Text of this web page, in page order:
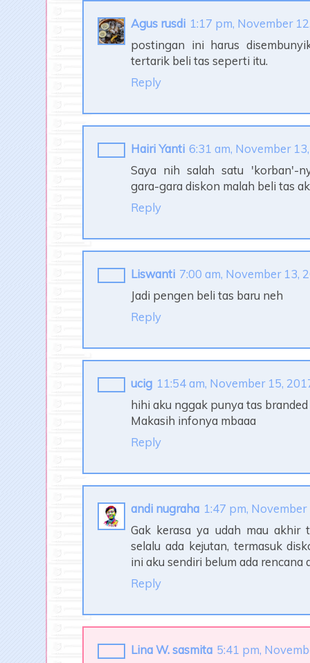
Agus rusdi 1:17 pm, November
postingan ini harus
tertarik beli tas seperti itu.
Reply
Hairi Yanti 6:31 am, November
Saya nih salah satu 'korban'-
gara-gara diskon malah beli tas
Reply
Liswanti 7:00 am, November 13,
Jadi pengen beli tas baru neh
Reply
ucig 11:54 am, November 15,
hihi aku nggak punya tas
Makasih infonya mbaaa
Reply
andi nugraha 1:47 pm,
Gak kerasa ya udah mau akhir
selalu ada kejutan, termasuk
ini aku sendiri belum ada rencana
Reply
Lina W. sasmita 5:41 pm,